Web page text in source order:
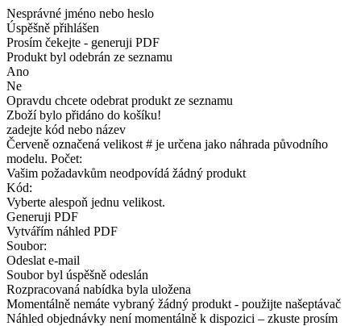
Nesprávné jméno nebo heslo
Úspěšně přihlášen
Prosím čekejte - generuji PDF
Produkt byl odebrán ze seznamu
Ano
Ne
Opravdu chcete odebrat produkt ze seznamu
Zboží bylo přidáno do košíku!
zadejte kód nebo název
Červeně označená velikost # je určena jako náhrada původního
modelu. Počet:
Vašim požadavkům neodpovídá žádný produkt
Kód:
Vyberte alespoň jednu velikost.
Generuji PDF
Vytvářím náhled PDF
Soubor:
Odeslat e-mail
Soubor byl úspěšně odeslán
Rozpracovaná nabídka byla uložena
Momentálně nemáte vybraný žádný produkt - použijte našeptávač
Náhled objednávky není momentálně k dispozici – zkuste prosím